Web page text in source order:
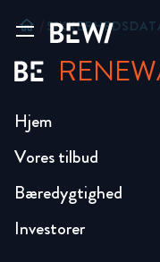
home
Hjem
Vores tilbud
Bæredygtighed
Investorer